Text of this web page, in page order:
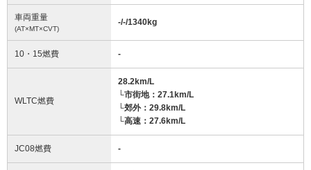
車両重量
(AT×MT×CVT)
-/-/1340kg
10・15燃費 -
WLTC燃費
28.2km/L
└市街地：27.1km/L
└郊外：29.8km/L
└高速：27.6km/L
JC08燃費 -